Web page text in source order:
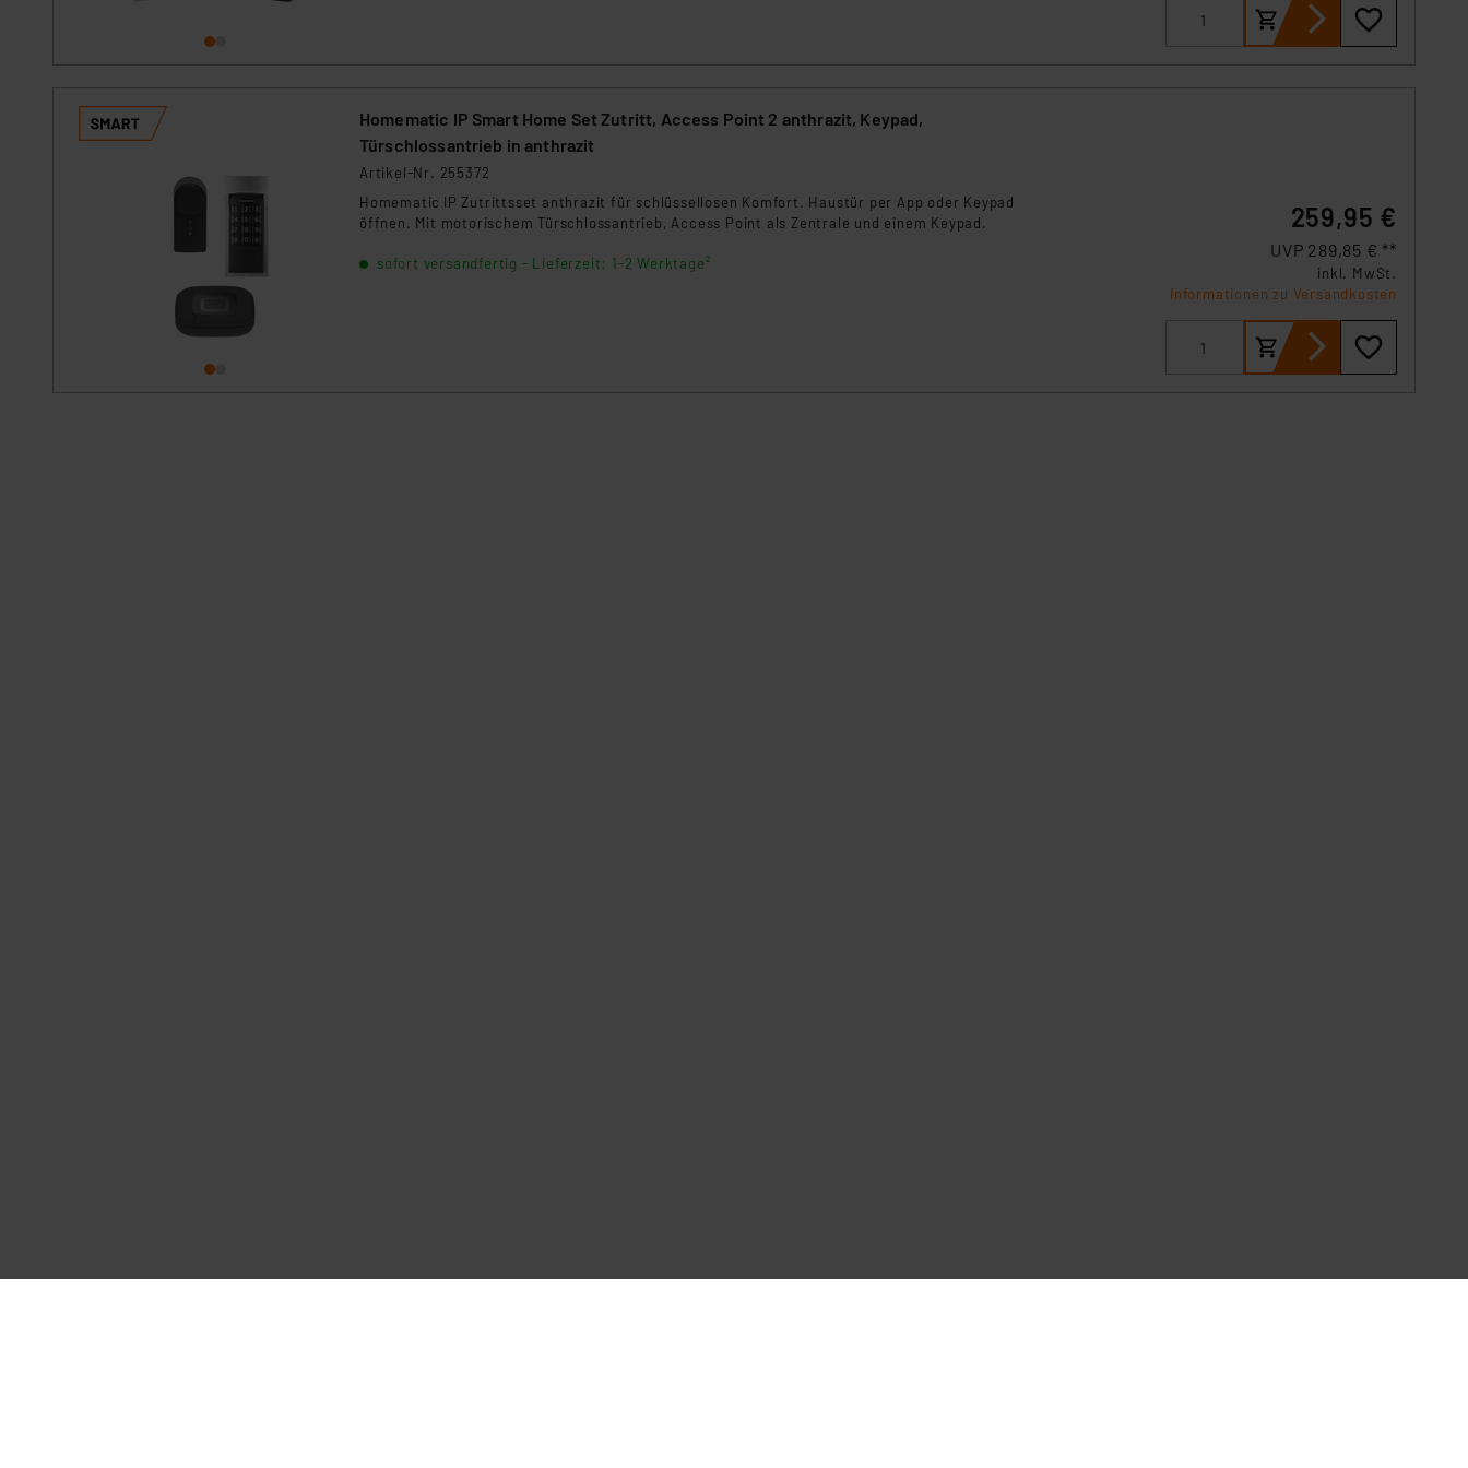
Homematic IP Smart Home Set Zutritt, Access Point 2 anthrazit, Keypad,
Türschlossantrieb in anthrazit
Artikel-Nr. 255372
Homematic IP Zutrittsset anthrazit für schlüssellosen Komfort. Haustür per App oder Keypad
öffnen. Mit motorischem Türschlossantrieb, Access Point als Zentrale und einem Keypad.
sofort versandfertig - Lieferzeit: 1-2 Werktage²
259,95 €
UVP 289,85 € **
inkl. MwSt.
Informationen zu Versandkosten